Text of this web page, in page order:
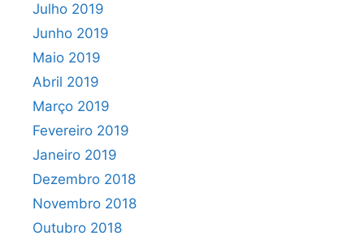
Julho 2019
Junho 2019
Maio 2019
Abril 2019
Março 2019
Fevereiro 2019
Janeiro 2019
Dezembro 2018
Novembro 2018
Outubro 2018